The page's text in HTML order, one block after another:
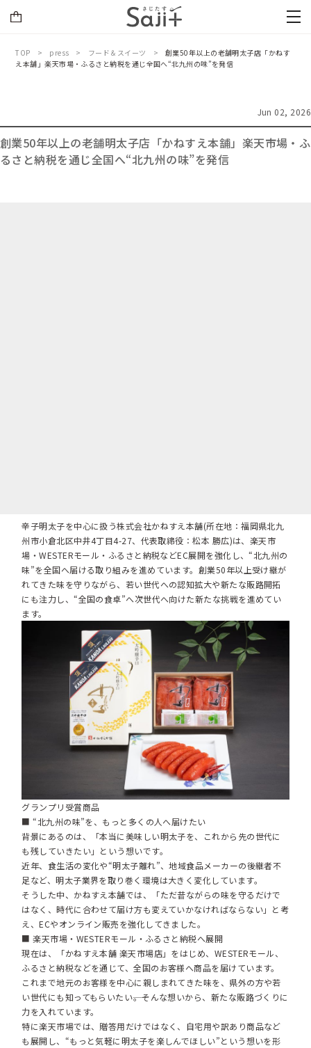
TOP press フード＆スイーツ
創業50年以上の老舗明太子店「かねす
え本舗」楽天市場・ふるさと納税を通じ全国へ“北九州の味”を発信
Jun 02, 2026
創業50年以上の老舗明太子店「かねすえ本舗」楽天市場・ふ
るさと納税を通じ全国へ“北九州の味”を発信
辛子明太子を中心に扱う株式会社かねすえ本舗(所在地：福岡県北九
州市小倉北区中井4丁目4-27、代表取締役：松本 勝広)は、楽天市
場・WESTERモール・ふるさと納税などEC展開を強化し、“北九州の
味”を全国へ届ける取り組みを進めています。創業50年以上受け継が
れてきた味を守りながら、若い世代への認知拡大や新たな販路開拓
にも注力し、“全国の食卓”へ次世代へ向けた新たな挑戦を進めてい
ます。
グランプリ受賞商品
■ “北九州の味”を、もっと多くの人へ届けたい
背景にあるのは、「本当に美味しい明太子を、これから先の世代に
も残していきたい」という想いです。
近年、食生活の変化や“明太子離れ”、地域食品メーカーの後継者不
足など、明太子業界を取り巻く環境は大きく変化しています。
そうした中、かねすえ本舗では、「ただ昔ながらの味を守るだけで
はなく、時代に合わせて届け方も変えていかなければならない」と考
え、ECやオンライン販売を強化してきました。
■ 楽天市場・WESTERモール・ふるさと納税へ展開
現在は、「かねすえ本舗 楽天市場店」をはじめ、WESTERモール、
ふるさと納税などを通じて、全国のお客様へ商品を届けています。
これまで地元のお客様を中心に親しまれてきた味を、県外の方や若
い世代にも知ってもらいたい――。そんな想いから、新たな販路づくりに
力を入れています。
特に楽天市場では、贈答用だけではなく、自宅用や訳あり商品など
も展開し、“もっと気軽に明太子を楽しんでほしい”という想いを形